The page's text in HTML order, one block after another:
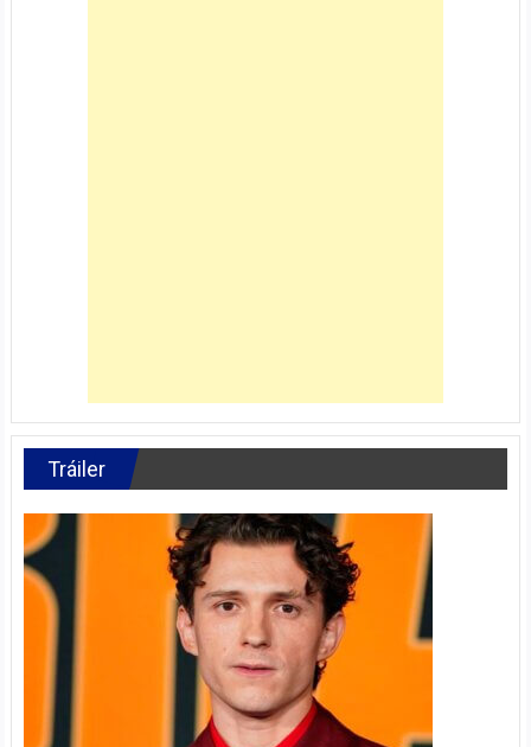
Tráiler